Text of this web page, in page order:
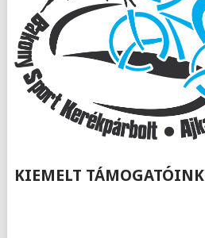
KIEMELT TÁMOGATÓINK